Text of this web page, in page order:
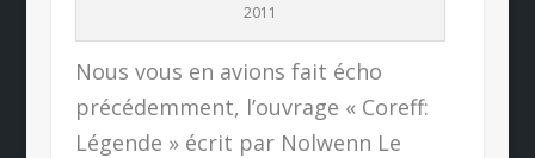
2011
Nous vous en avions fait écho
précédemment, l’ouvrage « Coreff:
Légende » écrit par Nolwenn Le